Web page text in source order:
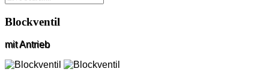
Blockventil
mit Antrieb